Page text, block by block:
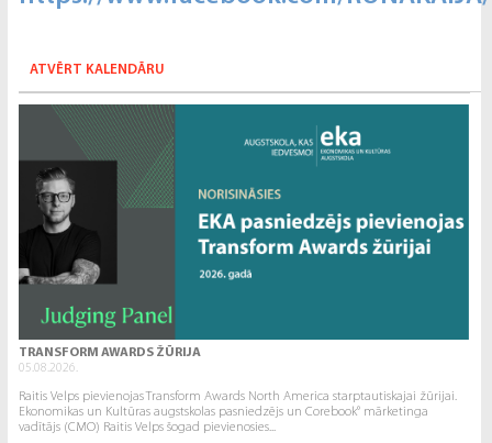
ATVĒRT KALENDĀRU
TRANSFORM AWARDS ŽŪRIJA
05.08.2026.
Raitis Velps pievienojas Transform Awards North America starptautiskajai žūrijai.
Ekonomikas un Kultūras augstskolas pasniedzējs un Corebook° mārketinga
vadītājs (CMO) Raitis Velps šogad pievienosies...